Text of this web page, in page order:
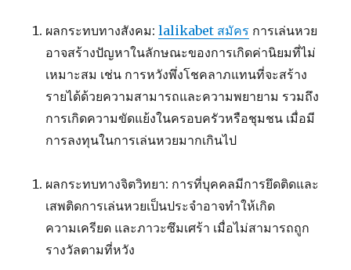
ผลกระทบทางสังคม:lalikabet สมัคร การเล่นหวย
อาจสร้างปัญหาในลักษณะของการเกิดค่านิยมที่ไม่
เหมาะสม เช่น การหวังพึ่งโชคลาภแทนที่จะสร้าง
รายได้ด้วยความสามารถและความพยายาม รวมถึง
การเกิดความขัดแย้งในครอบครัวหรือชุมชน เมื่อมี
การลงทุนในการเล่นหวยมากเกินไป
ผลกระทบทางจิตวิทยา: การที่บุคคลมีการยึดติดและ
เสพติดการเล่นหวยเป็นประจำอาจทำให้เกิด
ความเครียด และภาวะซึมเศร้า เมื่อไม่สามารถถูก
รางวัลตามที่หวัง